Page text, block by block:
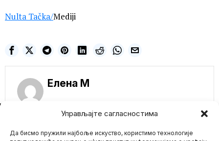
Управљајте сагласностима
Да бисмо пружили најбоље искуство, користимо технологије
Nulta Tačka/Mediji
Елена M
spisak dece za